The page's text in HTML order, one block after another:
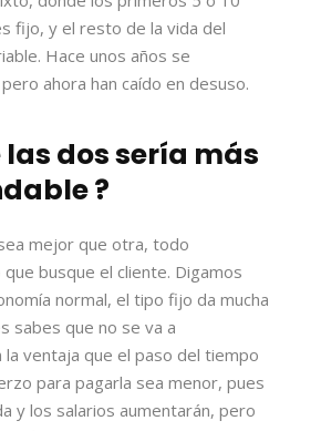
fijo, y el resto de la vida del
Hace unos años se
ahora han caído en desuso.
las dos sería más
?
mejor que otra, todo
busque el cliente. Digamos
normal, el tipo fijo da mucha
sabes que no se va a
la ventaja que el paso del tiempo
para pagarla sea menor, pues
y los salarios aumentarán, pero